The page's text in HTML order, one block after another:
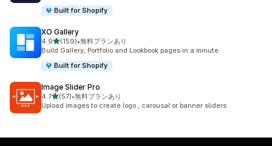
Built for Shopify
XO Gallery
4.95つ星中
(159)
合計レビュー数：159件
•無料プランあり
Build Gallery, Portfolio and Lookbook pages in a minute
Built for Shopify
Image Slider Pro
4.75つ星中
(57)
合計レビュー数：57件
•無料プランあり
Upload images to create logo , carousal or banner sliders